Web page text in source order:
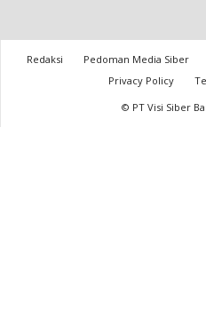
Redaksi Pedoman Media Siber
Privacy Policy
© PT Visi Siber